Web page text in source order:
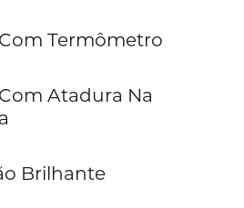
Termômetro
Atadura Na
Brilhante